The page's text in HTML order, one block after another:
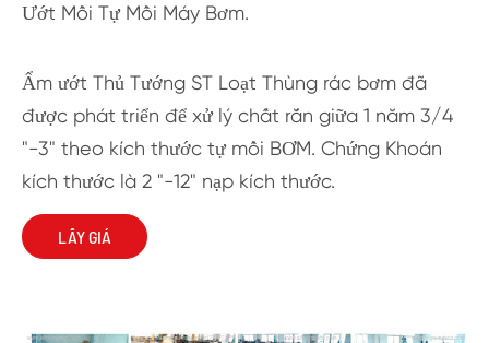
Ướt Mồi Tự Mồi Máy Bơm.
Ẩm ướt Thủ Tướng ST Loạt Thùng rác bơm đã
được phát triển để xử lý chất rắn giữa 1 năm 3/4
"-3" theo kích thước tự mồi BƠM. Chứng Khoán
kích thước là 2 "-12" nạp kích thước.
LẤY GIÁ